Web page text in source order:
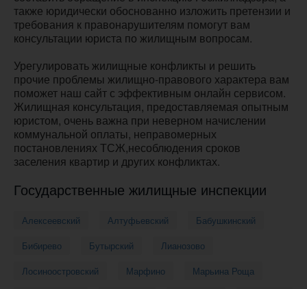
также юридически обоснованно изложить претензии и
требования к правонарушителям помогут вам
консультации юриста по жилищным вопросам.
Урегулировать жилищные конфликты и решить
прочие проблемы жилищно-правового характера вам
поможет наш сайт с эффективным онлайн сервисом.
Жилищная консультация, предоставляемая опытным
юристом, очень важна при неверном начислении
коммунальной оплаты, неправомерных
постановлениях ТСЖ,несоблюдения сроков
заселения квартир и других конфликтах.
Государственные жилищные инспекции
Алексеевский Алтуфьевский
Бабушкинский
Бибирево
Бутырский
Лианозово
Лосиноостровский
Марфино
Марьина Роща